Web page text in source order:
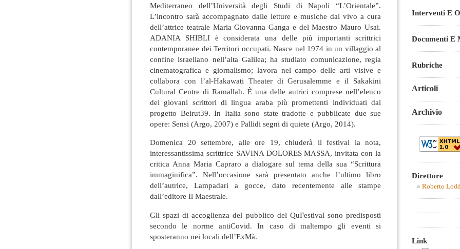
Mediterraneo dell’Università degli Studi di Napoli “L’Orientale”.
L’incontro sarà accompagnato dalle letture e musiche dal vivo a cura
dell’attrice teatrale Maria Giovanna Ganga e del Maestro Mauro Usai.
ADANIA SHIBLI è considerata una delle più importanti scrittrici
contemporanee dei Territori occupati. Nasce nel 1974 in un villaggio al
confine israeliano nell’alta Galilea; ha studiato comunicazione, regia
cinematografica e giornalismo; lavora nel campo delle arti visive e
collabora con l’al-Hakawati Theater di Gerusalemme e il Sakakini
Cultural Centre di Ramallah. È una delle autrici comprese nell’elenco
dei giovani scrittori di lingua araba più promettenti individuati dal
progetto Beirut39. In Italia sono state tradotte e pubblicate due sue
opere: Sensi (Argo, 2007) e Pallidi segni di quiete (Argo, 2014).
Domenica 20 settembre, alle ore 19, chiuderà il festival la nota,
interessantissima scrittrice SAVINA DOLORES MASSA, invitata con la
critica Anna Maria Capraro a dialogare sul tema della sua “Scrittura
immaginifica”. Nell’occasione sarà presentato anche l’ultimo libro
dell’autrice, Lampadari a gocce, dato recentemente alle stampe
dall’editore Il Maestrale.
Gli spazi di accoglienza del pubblico del QuFestival sono predisposti
secondo le norme antiCovid. In caso di maltempo gli eventi si
sposteranno nei locali dell’ExMà.
Interventi E
Documenti E
Rubriche
Articoli
Archivio
Direttore
Roberto
Link